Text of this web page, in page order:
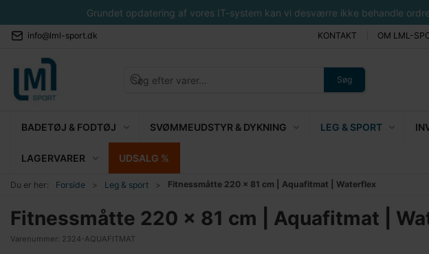
Grundet opdatering af vores IT-system kan vi desværre ikke behandle
info@lml-sport.dk KONTAKT OM LML-
Søg
BADETØJ & FODTØJ SVØMMEUDSTYR & DYKNING LEG & SPORT
LAGERVARER UDSALG %
Du er her: Forside Leg & sport Fitnessmåtte 220 x 81 cm | Aquafitmat | Waterflex
Fitnessmåtte 220 x 81 cm | Aquafitmat |
Varenummer: 2324-AQUAFITMAT